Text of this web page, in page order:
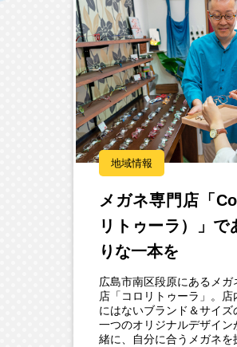
地域情報
メガネ専門店「
リトゥーラ）」で
りな一本を
広島市南区段原にあるメガ
店「コロリトゥーラ」。
にはないブランド＆サイ
一つのオリジナルデザイ
緒に、自分に合うメガネを